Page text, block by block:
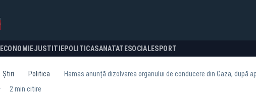
ECONOMIEJUSTITIEPOLITICASANATATESOCIALESPORT
Știri Politica Hamas anunță dizolvarea organului de conducere din Gaza, după
· 2 min citire